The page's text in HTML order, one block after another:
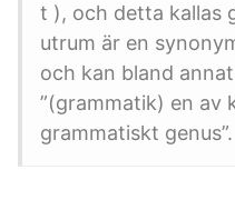
t ), och detta kallas
utrum är en
och kan bland
”(grammatik) en av
grammatiskt genus”.